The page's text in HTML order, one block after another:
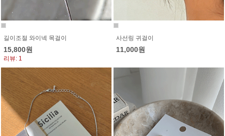
길이조절 와이넥 목걸이
15,800원
리뷰: 1
사선링 귀걸이
11,000원